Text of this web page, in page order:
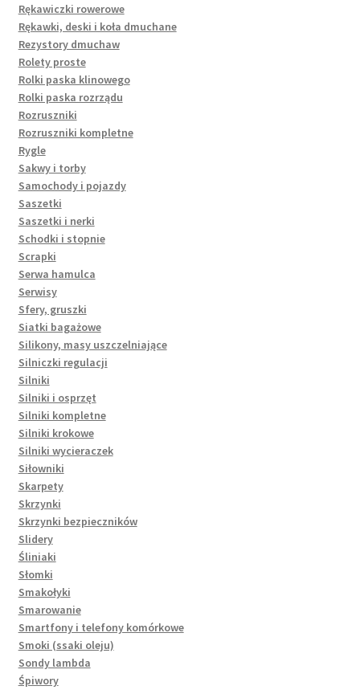
Rękawiczki rowerowe
Rękawki, deski i koła dmuchane
Rezystory dmuchaw
Rolety proste
Rolki paska klinowego
Rolki paska rozrządu
Rozruszniki
Rozruszniki kompletne
Rygle
Sakwy i torby
Samochody i pojazdy
Saszetki
Saszetki i nerki
Schodki i stopnie
Scrapki
Serwa hamulca
Serwisy
Sfery, gruszki
Siatki bagażowe
Silikony, masy uszczelniające
Silniczki regulacji
Silniki
Silniki i osprzęt
Silniki kompletne
Silniki krokowe
Silniki wycieraczek
Siłowniki
Skarpety
Skrzynki
Skrzynki bezpieczników
Slidery
Śliniaki
Słomki
Smakołyki
Smarowanie
Smartfony i telefony komórkowe
Smoki (ssaki oleju)
Sondy lambda
Śpiwory